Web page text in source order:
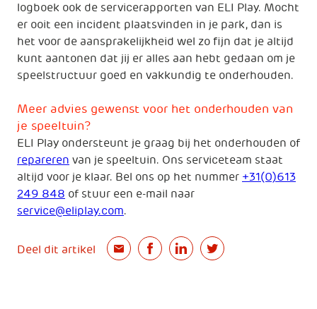
logboek ook de servicerapporten van ELI Play. Mocht
er ooit een incident plaatsvinden in je park, dan is
het voor de aansprakelijkheid wel zo fijn dat je altijd
kunt aantonen dat jij er alles aan hebt gedaan om je
speelstructuur goed en vakkundig te onderhouden.
Meer advies gewenst voor het onderhouden van
je speeltuin?
ELI Play ondersteunt je graag bij het onderhouden of
repareren van je speeltuin. Ons serviceteam staat
altijd voor je klaar. Bel ons op het nummer +31(0)613
249 848 of stuur een e-mail naar
service@eliplay.com.
Deel dit artikel